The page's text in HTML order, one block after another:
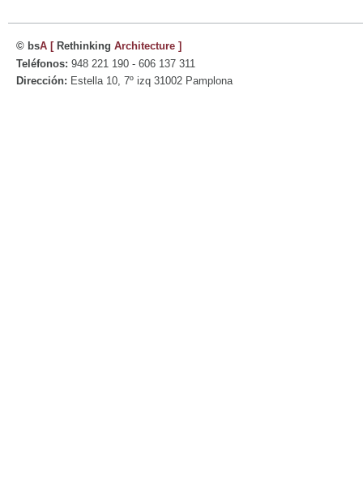
© bsA [Rethinking Architecture ]
Teléfonos: 948 221 190 - 606 137 311
Dirección: Estella 10, 7º izq 31002 Pamplona